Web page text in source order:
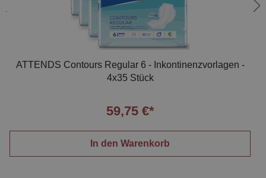
ATTENDS Contours Regular 6 - Inkontinenzvorlagen -
4x35 Stück
59,75 €*
In den Warenkorb